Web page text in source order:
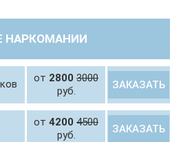
НАРКОМАНИИ
от 2800 3000
руб.
ЗАКАЗАТЬ
от 4200 4500
руб.
ЗАКАЗАТЬ